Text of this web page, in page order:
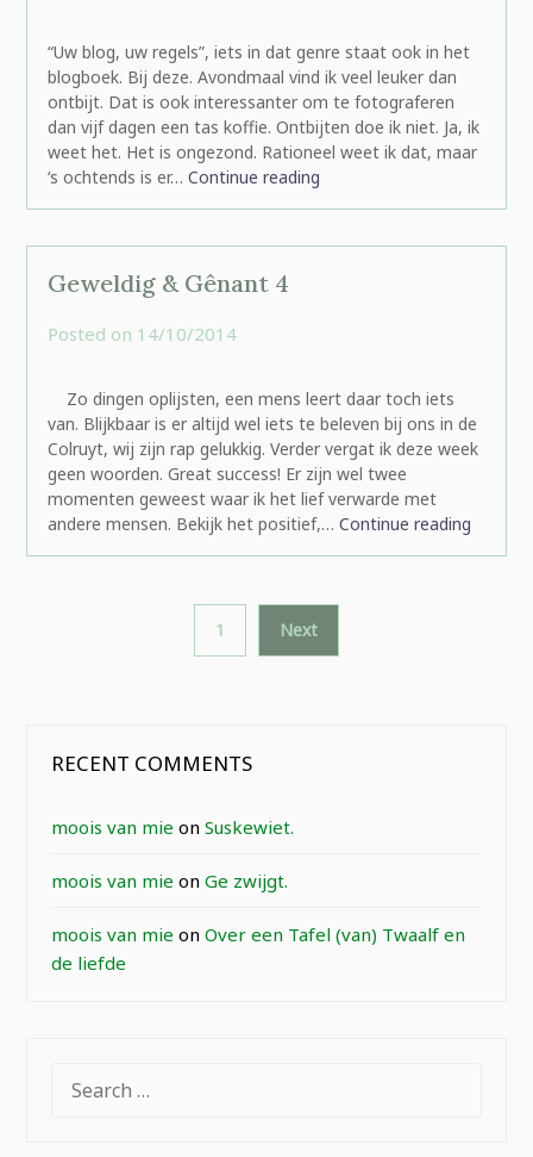
“Uw blog, uw regels”, iets in dat genre staat ook in het
blogboek. Bij deze. Avondmaal vind ik veel leuker dan
ontbijt. Dat is ook interessanter om te fotograferen
dan vijf dagen een tas koffie. Ontbijten doe ik niet. Ja, ik
weet het. Het is ongezond. Rationeel weet ik dat, maar
‘s ochtends is er… Continue reading
Geweldig & Gênant 4
Posted on 14/10/2014by
Zo dingen oplijsten, een mens leert daar toch iets
van. Blijkbaar is er altijd wel iets te beleven bij ons in de
Colruyt, wij zijn rap gelukkig. Verder vergat ik deze week
geen woorden. Great success! Er zijn wel twee
momenten geweest waar ik het lief verwarde met
andere mensen. Bekijk het positief,… Continue reading
1 Next
RECENT COMMENTS
moois van mie onSuskewiet.
moois van mie onGe zwijgt.
moois van mie onOver een Tafel (van) Twaalf en
de liefde
FOR: